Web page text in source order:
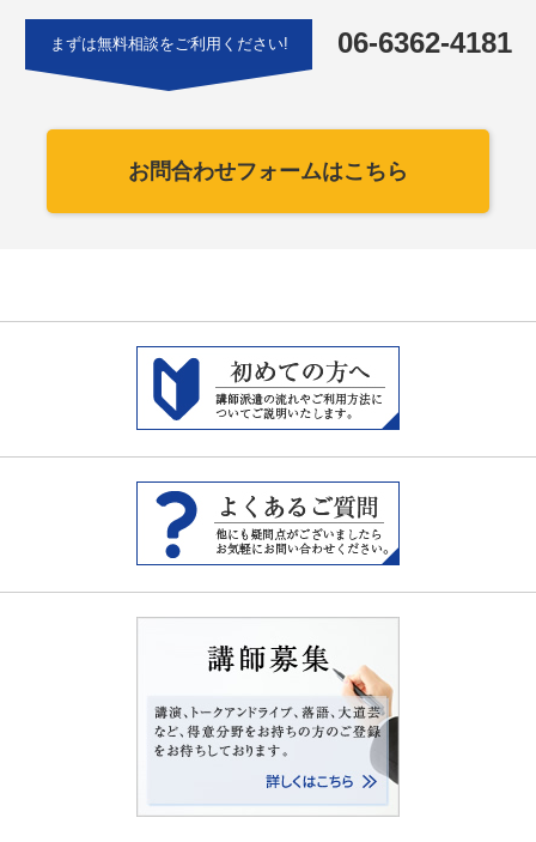
まずは無料相談をご利用ください! 06-6362-4181
お問合わせフォームはこちら